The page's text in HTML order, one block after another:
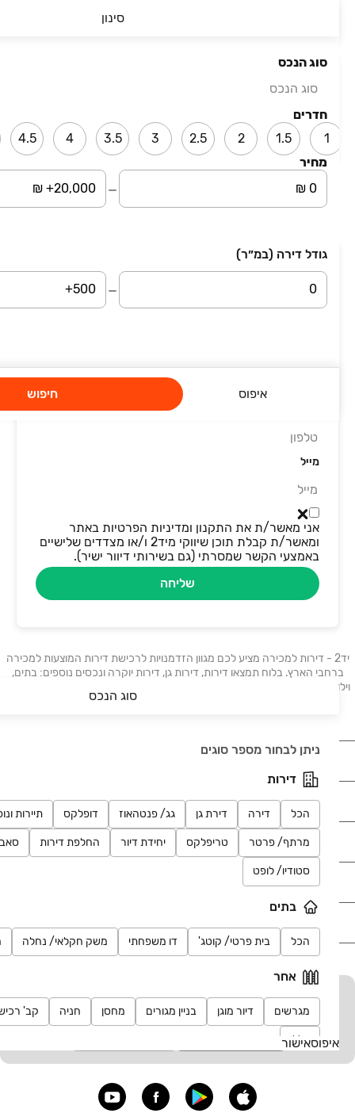
סינון
סוג הנכס
סוג הנכס
סוג הנכס
ניתן לבחור מספר סוגים
דירות
הכל דירה דירת גן גג/ פנטהאוז דופלקס תיירות
מרתף/ פרטר טריפלקס יחידת דיור החלפת דירות
סטודיו/ לופט
בתים
הכל בית פרטי/ קוטג' דו משפחתי משק חקלאי/ נחלה
אחר
מגרשים דיור מוגן בניין מגורים מחסן חניה קב'
כלליאיפוסאישור
חדרים
1
1.5
2
2.5
3
3.5
4
4.5
מחיר
גודל דירה (במ״ר)
איפוס חיפוש
5 חדרים • קומה ‎קרקע‏ • 440 מ״ר
מחוז מרכז והשרון
השארת פרטים
סיבת פנייה
מייל
אני מאשר/ת את התקנון ומדיניות הפרטיות באתר
ומאשר/ת קבלת תוכן שיווקי מיד2 ו/או מצדדים שלישיים
באמצעי הקשר שמסרתי (גם בשירותי דיוור ישיר).
שליחה
יד2 - דירות למכירה מציע לכם מגוון הזדמנויות לרכישת דירות המוצעות למכירה
ברחבי הארץ. בלוח תמצאו דירות, דירות גן, דירות יוקרה ונכסים נוספים: בתים,
וילות, פנטהאוזים, קוטג׳ים, ועוד. דירות למכירה בתל אביב, דירות למכירה בחיפה,
דירות למכירה בבאר שבע, דירות למכירה בראשון לציון.
דרושים
יד2 אתכם בכל מקום
הורידו את האפליקציה וקבלו עדכונים בזמן אמת